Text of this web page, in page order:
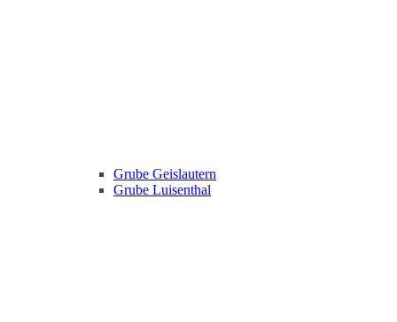
Grube Geislautern
Grube Luisenthal